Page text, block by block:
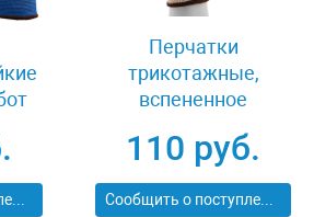
L
Сообщить о поступлении
Перчатки
трикотажные,
вспененное
покрытие, размер L,
15 класс вязки
Сибртех 67873
110 руб.
Сообщить о поступлении